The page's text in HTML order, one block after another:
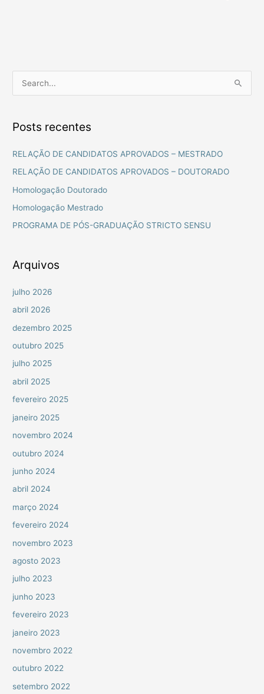
q
u
r
p
r
Posts recentes
RELAÇÃO DE CANDIDATOS APROVADOS – MESTRADO
RELAÇÃO DE CANDIDATOS APROVADOS – DOUTORADO
Homologação Doutorado
Homologação Mestrado
PROGRAMA DE PÓS-GRADUAÇÃO STRICTO SENSU
Arquivos
julho 2026
abril 2026
dezembro 2025
outubro 2025
julho 2025
abril 2025
fevereiro 2025
janeiro 2025
novembro 2024
outubro 2024
junho 2024
abril 2024
março 2024
fevereiro 2024
novembro 2023
agosto 2023
julho 2023
junho 2023
fevereiro 2023
janeiro 2023
novembro 2022
outubro 2022
setembro 2022